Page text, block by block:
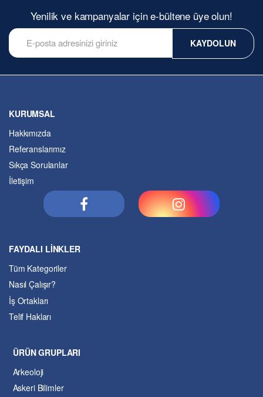
Yenilik ve kampanyalar için e-bültene üye olun!
KAYDOLUN
KURUMSAL
Hakkımızda
Referanslarımız
Sıkça Sorulanlar
İletişim
FAYDALI LİNKLER
Tüm Kategoriler
Nasıl Çalışır?
İş Ortakları
Telif Hakları
ÜRÜN GRUPLARI
Arkeoloji
Askeri Bilimler